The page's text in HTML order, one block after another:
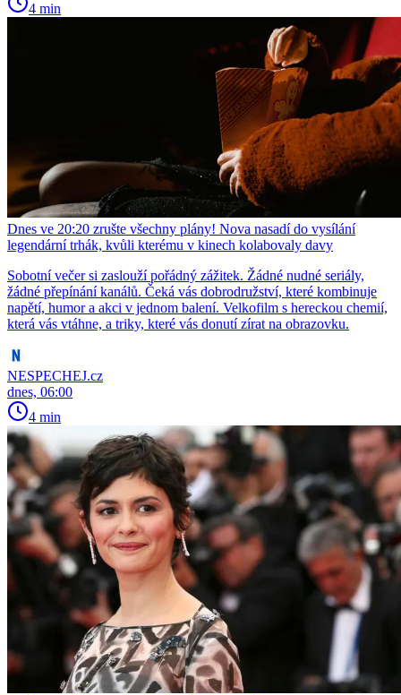
4 min
Dnes ve 20:20 zrušte všechny plány! Nova nasadí do vysílání
legendární trhák, kvůli kterému v kinech kolabovaly davy
Sobotní večer si zaslouží pořádný zážitek. Žádné nudné seriály,
žádné přepínání kanálů. Čeká vás dobrodružství, které kombinuje
napětí, humor a akci v jednom balení. Velkofilm s hereckou chemií,
která vás vtáhne, a triky, které vás donutí zírat na obrazovku.
NESPECHEJ.cz
dnes, 06:00
4 min